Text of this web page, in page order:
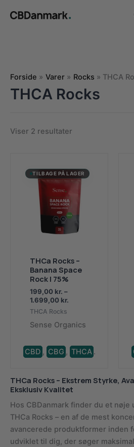
Forside Varer Rocks THCA
THCA Rocks
Viser 2 resultater
TILBAGE PÅ LAGER
THCa Rocks –
Banana Space
Rock | 75%
199,00 kr. –
1.699,00 kr.
1.699,00 kr.
THCA Rocks
Sense Organics
CBD CBG THCA .
THCa Rocks – Ekstrem Styrke,
Eksklusiv Kvalitet
Hos CBDanmark finder du et nøje
THCa Rocks – en af de mest
avancerede produktformer inden
udviklet til dig, der søger